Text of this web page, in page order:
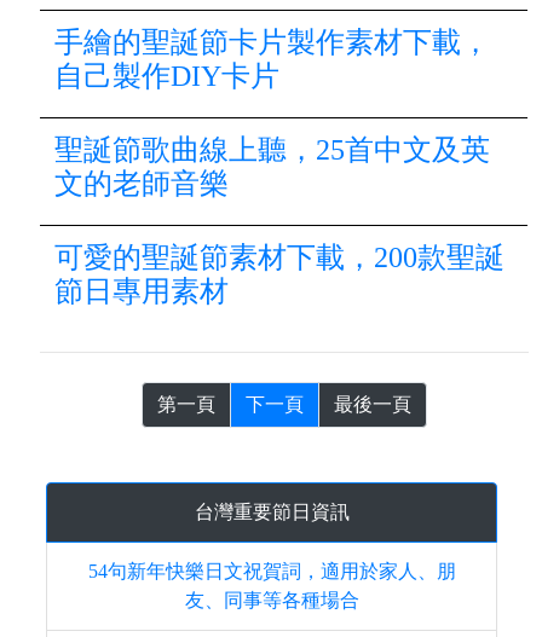
手繪的聖誕節卡片製作素材下載，
自己製作DIY卡片
聖誕節歌曲線上聽，25首中文及英
文的老師音樂
可愛的聖誕節素材下載，200款聖誕
節日專用素材
第一頁 下一頁 最後一頁
台灣重要節日資訊
54句新年快樂日文祝賀詞，適用於家人、朋
友、同事等各種場合